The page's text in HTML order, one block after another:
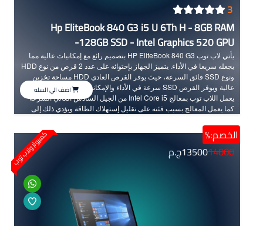
3
Hp EliteBook 840 G3 i5 U 6Th H - 8GB RAM
-128GB SSD - Intel Graphics 520 GPU
يأتي لاب توب HP EliteBook 840 G3 بتصميم رائع مع إمكانيات عالية مما
يجعله سريعا في الأداء. يتميز الجهاز بإحتوائه على عدد 2 قرص من نوع HDD
ونوع SSD فائق السرعة، حيث يوفر القرص العادي HDD مساحة تخزين
عالية ويوفر القرص SSD سرعة في الأداء والإمكانيات في نفس الوقت.
يعمل اللاب توب بمعالج Intel Core i5 من الجيل السادس العالي السرعة
كما يعمل المعالج بسبب فئته على تقليل إستهلاك الطاقة ويؤدي ذلك إلى
بذاكرة عشوائية من نوع DDR4 الحديثة التي تعمل على نقل البيانات بشكل
أسرع. يوفر الجهاز شاشة بدقة FHD العالية الجودة التي تجعل تفاصيل
الصورة في غاية الوضوح مع مقاس 14 بوصة. كما يتميز بلونه الفضي الجذاب
مع سُمكه الصغير مما يجعله خفيف الوزن ويسهل حمله لأي مكان وفي أي
اضف الي السله
كمبيوتر ولاب توب الخصم:%
14000
13500ج.م